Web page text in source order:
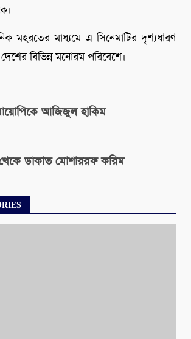
মহরতের মাধ্যমে এ সিনেমাটির দৃশ্যধারণ
বিভিন্ন মনোরম পরিবেশে।
আজিজুল হাকিম
ডাকাত মোশাররফ করিম